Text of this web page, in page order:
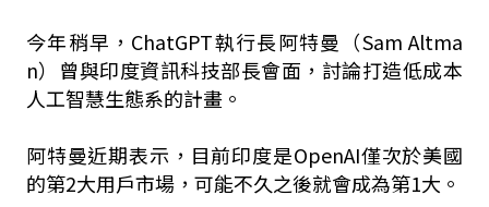
今年稍早，ChatGPT執行長阿特曼（Sam Altma
n）曾與印度資訊科技部長會面，討論打造低成本
人工智慧生態系的計畫。
阿特曼近期表示，目前印度是OpenAI僅次於美國
的第2大用戶市場，可能不久之後就會成為第1大。